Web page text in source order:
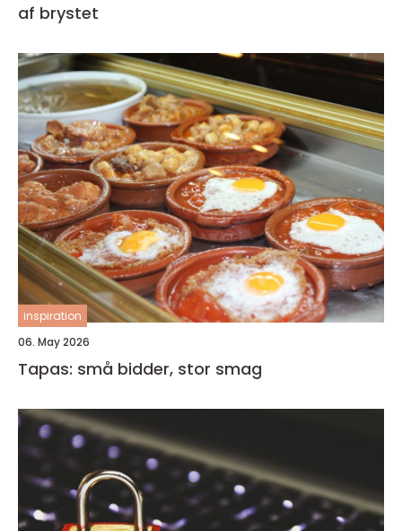
af brystet
inspiration
06. May 2026
Tapas: små bidder, stor smag